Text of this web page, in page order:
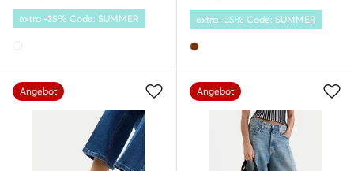
extra -35% Code: SUMMER extra -35% Code: SUMMER
Angebot Angebot